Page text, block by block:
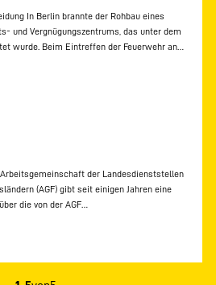
In Berlin brannte der Rohbau eines
und Vergnügungszentrums, das unter dem
wurde. Beim Eintreffen der Feuerwehr an…
der Landesdienststellen
(AGF) gibt seit einigen Jahren eine
die von der AGF…